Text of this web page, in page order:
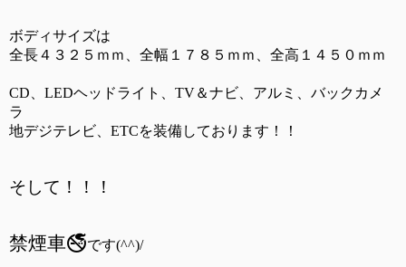
ボディサイズは
全長４３２５ｍｍ、全幅１７８５ｍｍ、全高１４５０ｍｍ
CD、LEDヘッドライト、TV＆ナビ、アルミ、バックカメ
ラ
地デジテレビ、ETCを装備しております！！
そして！！！
禁煙車🚭です(^^)/